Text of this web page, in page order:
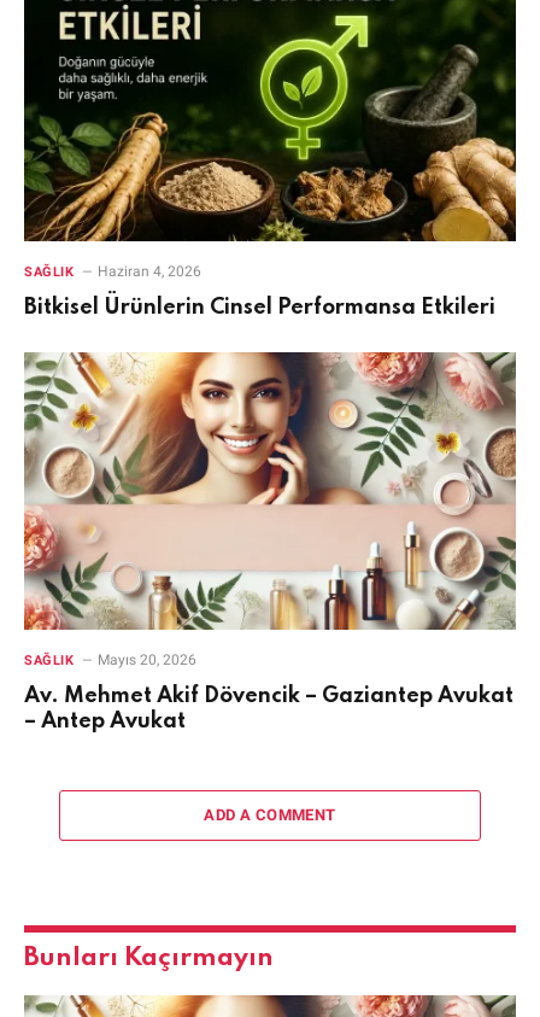
SAĞLIK Haziran 4, 2026
Bitkisel Ürünlerin Cinsel Performansa Etkileri
SAĞLIK Mayıs 20, 2026
Av. Mehmet Akif Dövencik – Gaziantep Avukat
– Antep Avukat
ADD A COMMENT
Bunları Kaçırmayın